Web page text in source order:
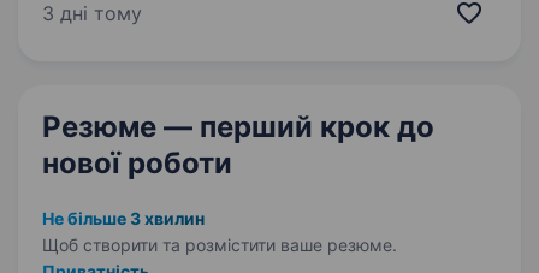
забезпечуємо наявність широкого
3 дні тому
Резюме — перший крок до
нової роботи
Не більше 3 хвилин
Щоб створити та розмістити ваше резюме.